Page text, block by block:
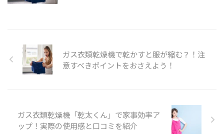
ガス衣類乾燥機で乾かすと服が縮む？！注
意すべきポイントをおさえよう！
ガス衣類乾燥機「乾太くん」で家事効率ア
ップ！実際の使用感と口コミを紹介